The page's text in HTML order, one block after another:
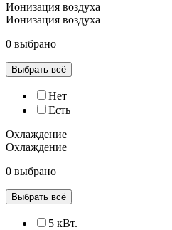
Ионизация воздуха
Ионизация воздуха
0 выбрано
Выбрать всё
Нет
Есть
Охлаждение
Охлаждение
0 выбрано
Выбрать всё
5 кВт.